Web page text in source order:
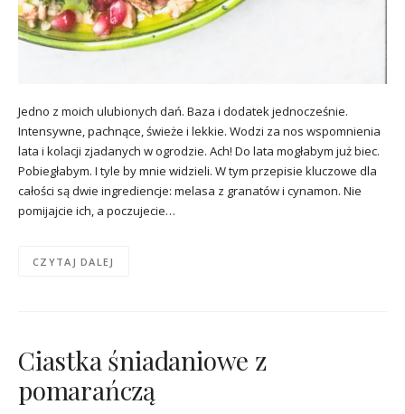
Jedno z moich ulubionych dań. Baza i dodatek jednocześnie.
Intensywne, pachnące, świeże i lekkie. Wodzi za nos wspomnienia
lata i kolacji zjadanych w ogrodzie. Ach! Do lata mogłabym już biec.
Pobiegłabym. I tyle by mnie widzieli. W tym przepisie kluczowe dla
całości są dwie ingrediencje: melasa z granatów i cynamon. Nie
pomijajcie ich, a poczujecie…
CZYTAJ DALEJ
Ciastka śniadaniowe z
pomarańczą